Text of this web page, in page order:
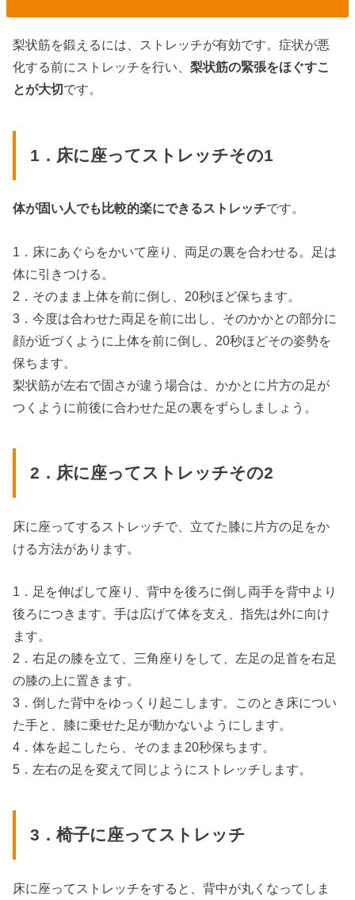
梨状筋を鍛えるには、ストレッチが有効です。症状が悪
化する前にストレッチを行い、梨状筋の緊張をほぐすこ
とが大切です。
1．床に座ってストレッチその1
体が固い人でも比較的楽にできるストレッチです。
1．床にあぐらをかいて座り、両足の裏を合わせる。足は
体に引きつける。
2．そのまま上体を前に倒し、20秒ほど保ちます。
3．今度は合わせた両足を前に出し、そのかかとの部分に
顔が近づくように上体を前に倒し、20秒ほどその姿勢を
保ちます。
梨状筋が左右で固さが違う場合は、かかとに片方の足が
つくように前後に合わせた足の裏をずらしましょう。
2．床に座ってストレッチその2
床に座ってするストレッチで、立てた膝に片方の足をか
ける方法があります。
1．足を伸ばして座り、背中を後ろに倒し両手を背中より
後ろにつきます。手は広げて体を支え、指先は外に向け
ます。
2．右足の膝を立て、三角座りをして、左足の足首を右足
の膝の上に置きます。
3．倒した背中をゆっくり起こします。このとき床につい
た手と、膝に乗せた足が動かないようにします。
4．体を起こしたら、そのまま20秒保ちます。
5．左右の足を変えて同じようにストレッチします。
3．椅子に座ってストレッチ
床に座ってストレッチをすると、背中が丸くなってしま